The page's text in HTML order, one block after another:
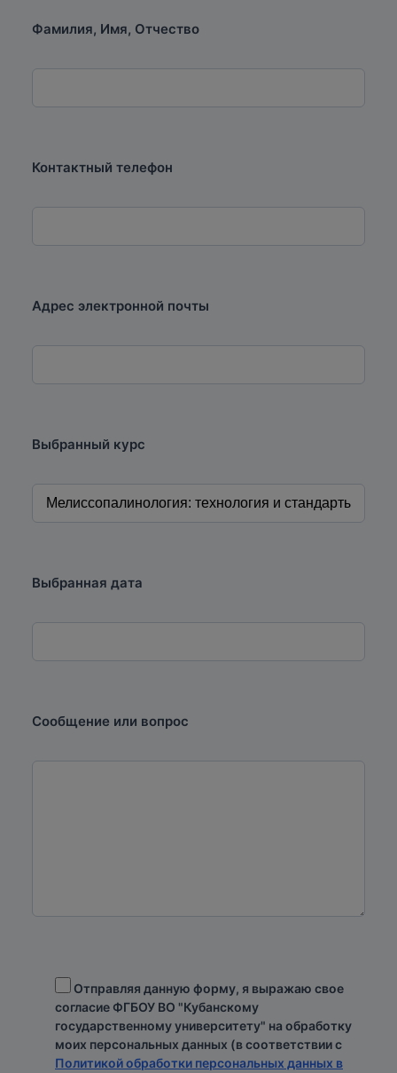
Фамилия, Имя, Отчество
Контактный телефон
Адрес электронной почты
Выбранный курс
Выбранная дата
Сообщение или вопрос
Отправляя данную форму, я выражаю свое
согласие ФГБОУ ВО "Кубанскому
государственному университету" на обработку
моих персональных данных (в соответствии с
Политикой обработки персональных данных в